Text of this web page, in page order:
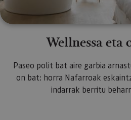
Wellnessa eta
Paseo polit bat aire garbia
on bat: horra Nafarroak
indarrak berritu